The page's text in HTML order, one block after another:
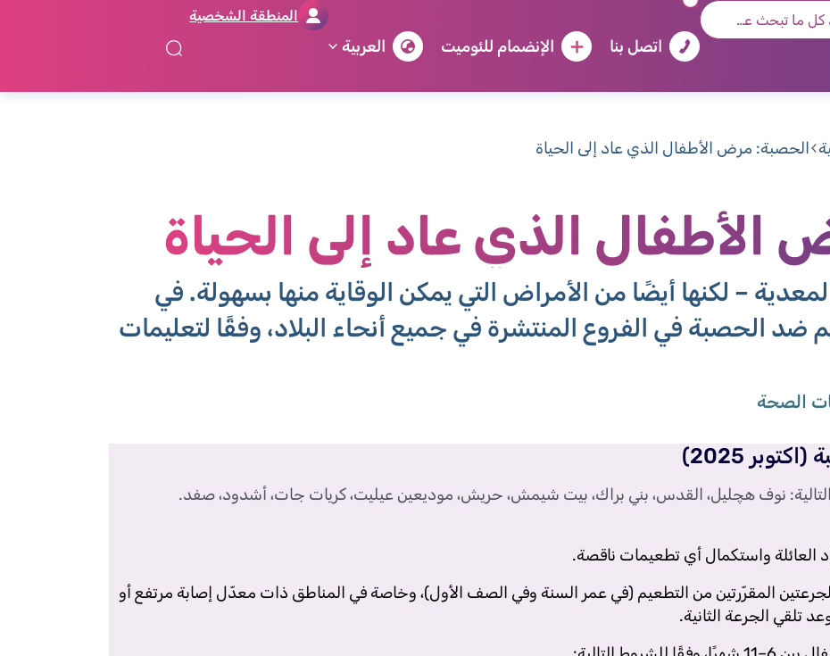
اتصل بنا الإنضمام للئوميت العربية
المنطقة الشخصية
الحصبة: مرض الأطفال الذي عاد إلى الحياة
الذي عاد إلى الحياة
– لكنها أيضًا من الأمراض التي يمكن الوقاية منها بسهولة. في
ضد الحصبة في الفروع المنتشرة في جميع أنحاء البلاد، وفقًا لتعليمات
الصحة
2025)
التالية: نوف هچليل، القدس، بني براك، بيت شيمش، حريش، موديعين عيليت، كريات جات، أشدود، صفد.
العائلة واستكمال أي تطعيمات ناقصة.
المقرّرتين من التطعيم (في عمر السنة وفي الصف الأول)، وخاصة في المناطق ذات معدّل إصابة مرتفع أو
تلقي الجرعة الثانية.